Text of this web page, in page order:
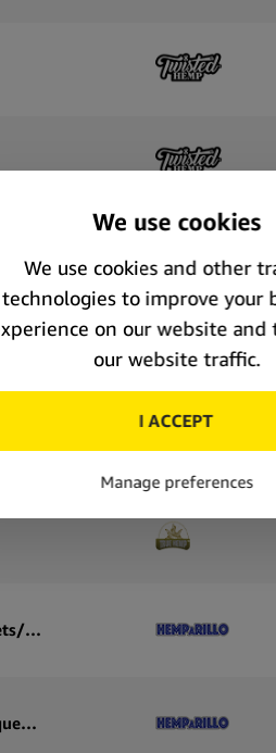
Hemparillo Papiers Blunt Chanvre OGK x4 Blunts (15paquets/présentoir)
Hemparillo Papiers Blunt Chanvre Sweets x4 Blunts (15paquets/présentoir)